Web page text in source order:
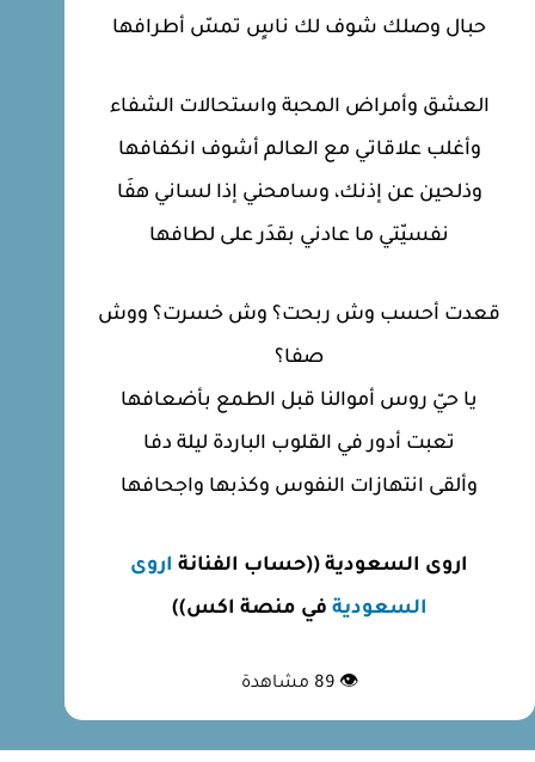
حبال وصلك شوف لك ناسٍ تمسّ أطرافها
العشق وأمراض المحبة واستحالات الشفاء
وأغلب علاقاتي مع العالم أشوف انكفافها
وذلحين عن إذنك، وسامحني إذا لساني هفَا
نفسيّتي ما عادني بقدَر على لطافها
قعدت أحسب وش ربحت؟ وش خسرت؟ ووش
صفا؟
يا حيّ روس أموالنا قبل الطمع بأضعافها
تعبت أدور في القلوب الباردة ليلة دفا
وألقى انتهازات النفوس وكذبها واجحافها
اروى السعودية ((حساب الفنانة اروى
السعودية في منصة اكس))
👁
89 مشاهدة